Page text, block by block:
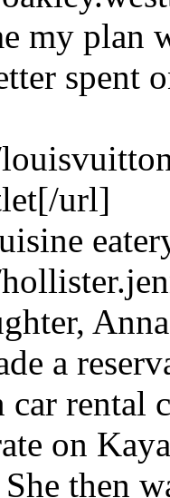
my plan
spent
url]
a
car rental
on
then